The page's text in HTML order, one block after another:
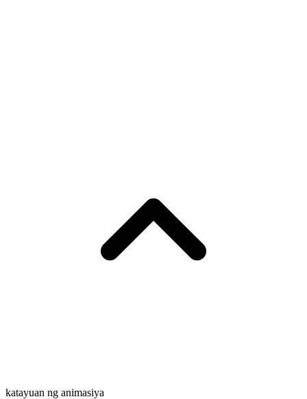
katayuan ng animasiya